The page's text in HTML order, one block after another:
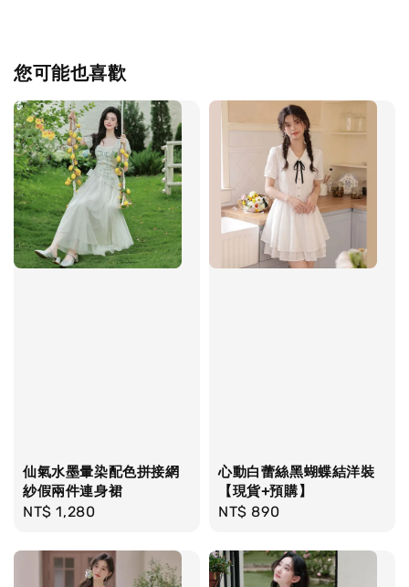
您可能也喜歡
仙氣水墨暈染配色拼接網
紗假兩件連身裙
Regular
NT$ 1,280
心動白蕾絲黑蝴蝶結洋裝
【現貨+預購】
Regular
NT$ 890